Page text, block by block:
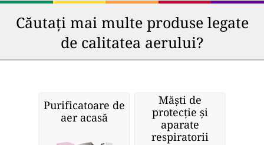
Căutați mai multe produse legate
de calitatea aerului?
Purificatoare de
aer acasă
Măști de
protecție și
aparate
respiratorii